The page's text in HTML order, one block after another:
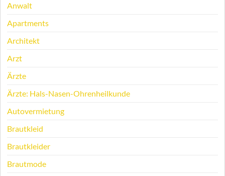
Anwalt
Apartments
Architekt
Arzt
Ärzte
Ärzte: Hals-Nasen-Ohrenheilkunde
Autovermietung
Brautkleid
Brautkleider
Brautmode